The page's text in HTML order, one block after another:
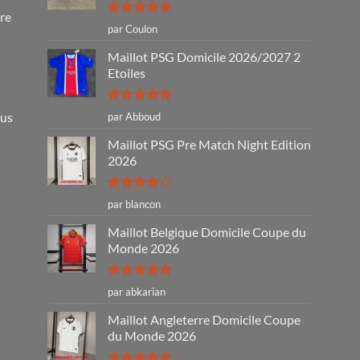
Note5sur
5
par Coulon
Maillot PSG Domicile 2026/2027 2
Etoiles
Note5sur
5
par Abboud
Maillot PSG Pre Match Night Edition
2026
Note4
sur 5
par blancon
Maillot Belgique Domicile Coupe du
Monde 2026
Note5sur
5
par abkarian
Maillot Angleterre Domicile Coupe
du Monde 2026